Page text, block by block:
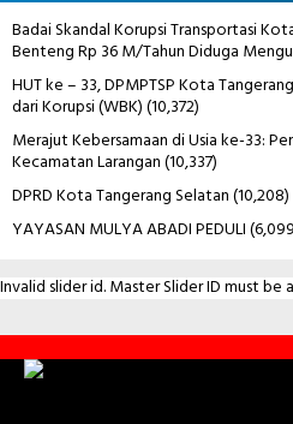
Badai Skandal Korupsi Transportasi
Benteng Rp 36 M/Tahun Diduga
HUT ke – 33, DPMPTSP Kota
dari Korupsi (WBK)(10,372)
Merajut Kebersamaan di Usia ke-33:
Kecamatan Larangan(10,337)
DPRD Kota Tangerang Selatan(10,208)
YAYASAN MULYA ABADI PEDULI
Invalid slider id. Master Slider ID must be
Contact
Us